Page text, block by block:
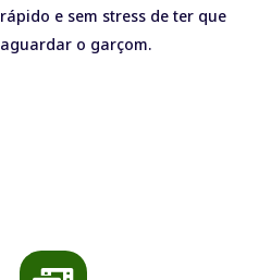
rápido e sem stress de ter que
aguardar o garçom.